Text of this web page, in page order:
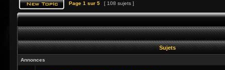
Page 1 sur 5 [ 108 sujets ]
Sujets
Annonces